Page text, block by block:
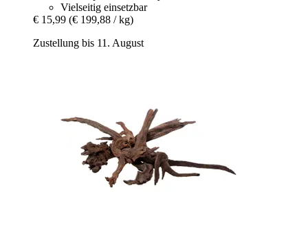
Vielseitig einsetzbar
€ 15,99 (€ 199,88 / kg)
Zustellung bis 11. August